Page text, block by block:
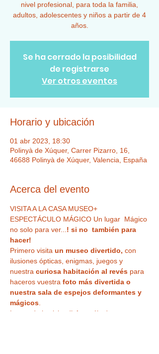
nivel profesional, para toda la familia,
adultos, adolescentes y niños a partir de 4
años.
Se ha cerrado la posibilidad
de registrarse
Ver otros eventos
Horario y ubicación
01 abr 2023, 18:30
Polinyà de Xúquer, Carrer Pizarro, 16,
46688 Polinyà de Xúquer, Valencia, España
Acerca del evento
VISITA A LA CASA MUSEO+
ESPECTÁCULO MÁGICO Un lugar  Mágico
no solo para ver... ! si no  también para
hacer!
Primero visita un museo divertido, con
ilusiones ópticas, enigmas, juegos y
nuestra curiosa habitación al revés para
haceros vuestra foto más divertida o
nuestra sala de espejos deformantes y
mágicos
Luego de la visita disfrutaréis de un